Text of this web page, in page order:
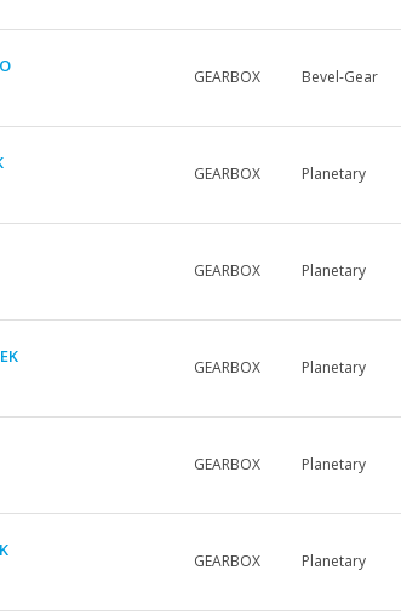
GEARBOX Bevel-Gear
GEARBOX Planetary
GEARBOX Planetary
GEARBOX Planetary
GEARBOX Planetary
GEARBOX Planetary